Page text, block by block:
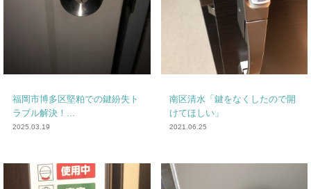
福岡市博多区堅粕での鍵紛失ト
ラブル解決！...
2025.03.19
南区清水「鍵をなくしたので開
けてほしい」
2021.06.25